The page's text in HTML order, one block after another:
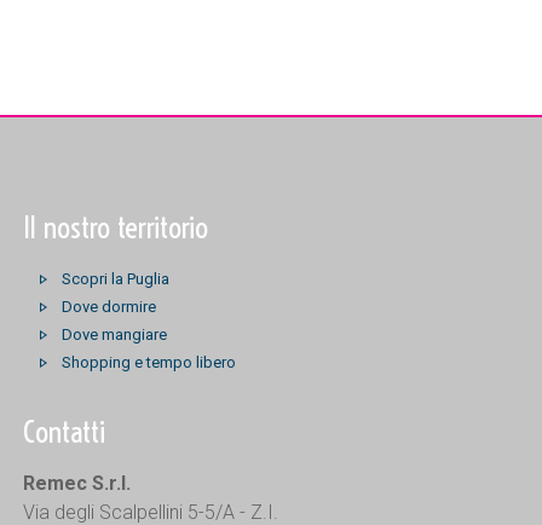
Il nostro territorio
Scopri la Puglia
Dove dormire
Dove mangiare
Shopping e tempo libero
Contatti
Remec S.r.l.
Via degli Scalpellini 5-5/A - Z.I.